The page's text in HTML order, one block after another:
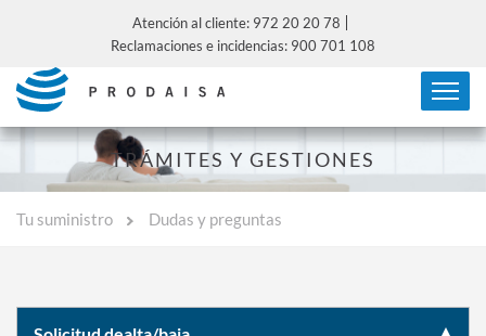
Atención al cliente: 972 20 20 78
Reclamaciones e incidencias: 900 701 108
TRÁMITES Y GESTIONES
Tu suministro Dudas y preguntas